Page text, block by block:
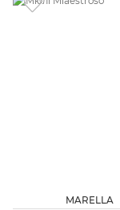
MARELLA